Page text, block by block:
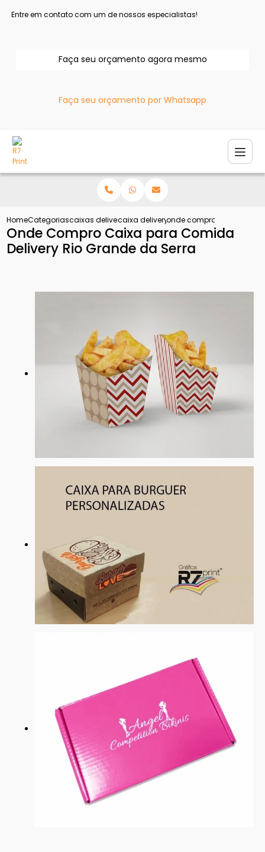
Entre em contato com um de nossos especialistas!
Faça seu orçamento agora mesmo
Faça seu orçamento por Whatsapp
HomeCategoriascaixas deliverycaixa delivery para batata
onde compro caixa para
Onde Compro Caixa para Comida
Delivery Rio Grande da Serra